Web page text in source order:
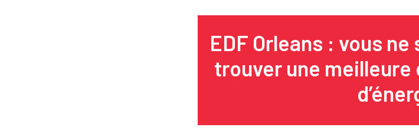
EDF Orleans : vous
trouver une